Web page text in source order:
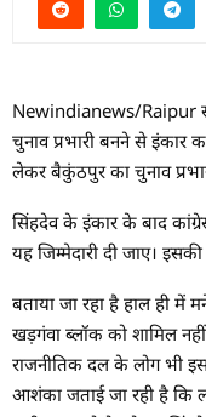
Newindianews/Raipur
चुनाव प्रभारी बनने से इंकार
लेकर बैकुंठपुर का चुनाव
सिंहदेव के इंकार के बाद
यह जिम्मेदारी दी जाए।
बताया जा रहा है हाल ही में
खड़गंवा ब्लॉक को शामिल
राजनीतिक दल के लोग भी
आशंका जताई जा रही है कि